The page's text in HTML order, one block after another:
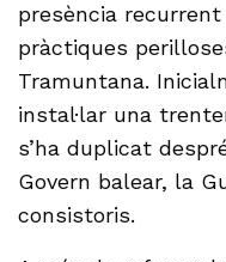
presència
pràctiques
Tramuntana.
instal·lar una
s’ha duplicat
Govern balear, la
consistoris.